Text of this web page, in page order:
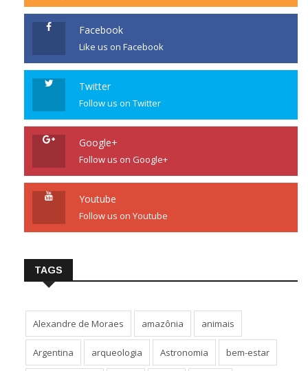
Facebook
Like us on Facebook
Twitter
Follow us on Twitter
Google+
Follow us on Google+
Youtube
Follow us on Youtube
TAGS
Alexandre de Moraes amazônia animais
Argentina arqueologia Astronomia bem-estar